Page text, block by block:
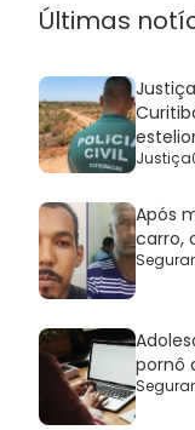
Últimas
Justiça
Após
carro,
pornô